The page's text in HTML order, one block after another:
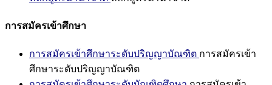
การสมัครเข้าศึกษา
การสมัครเข้าศึกษาระดับปริญญาบัณฑิต การสมัครเข้า
ศึกษาระดับปริญญาบัณฑิต